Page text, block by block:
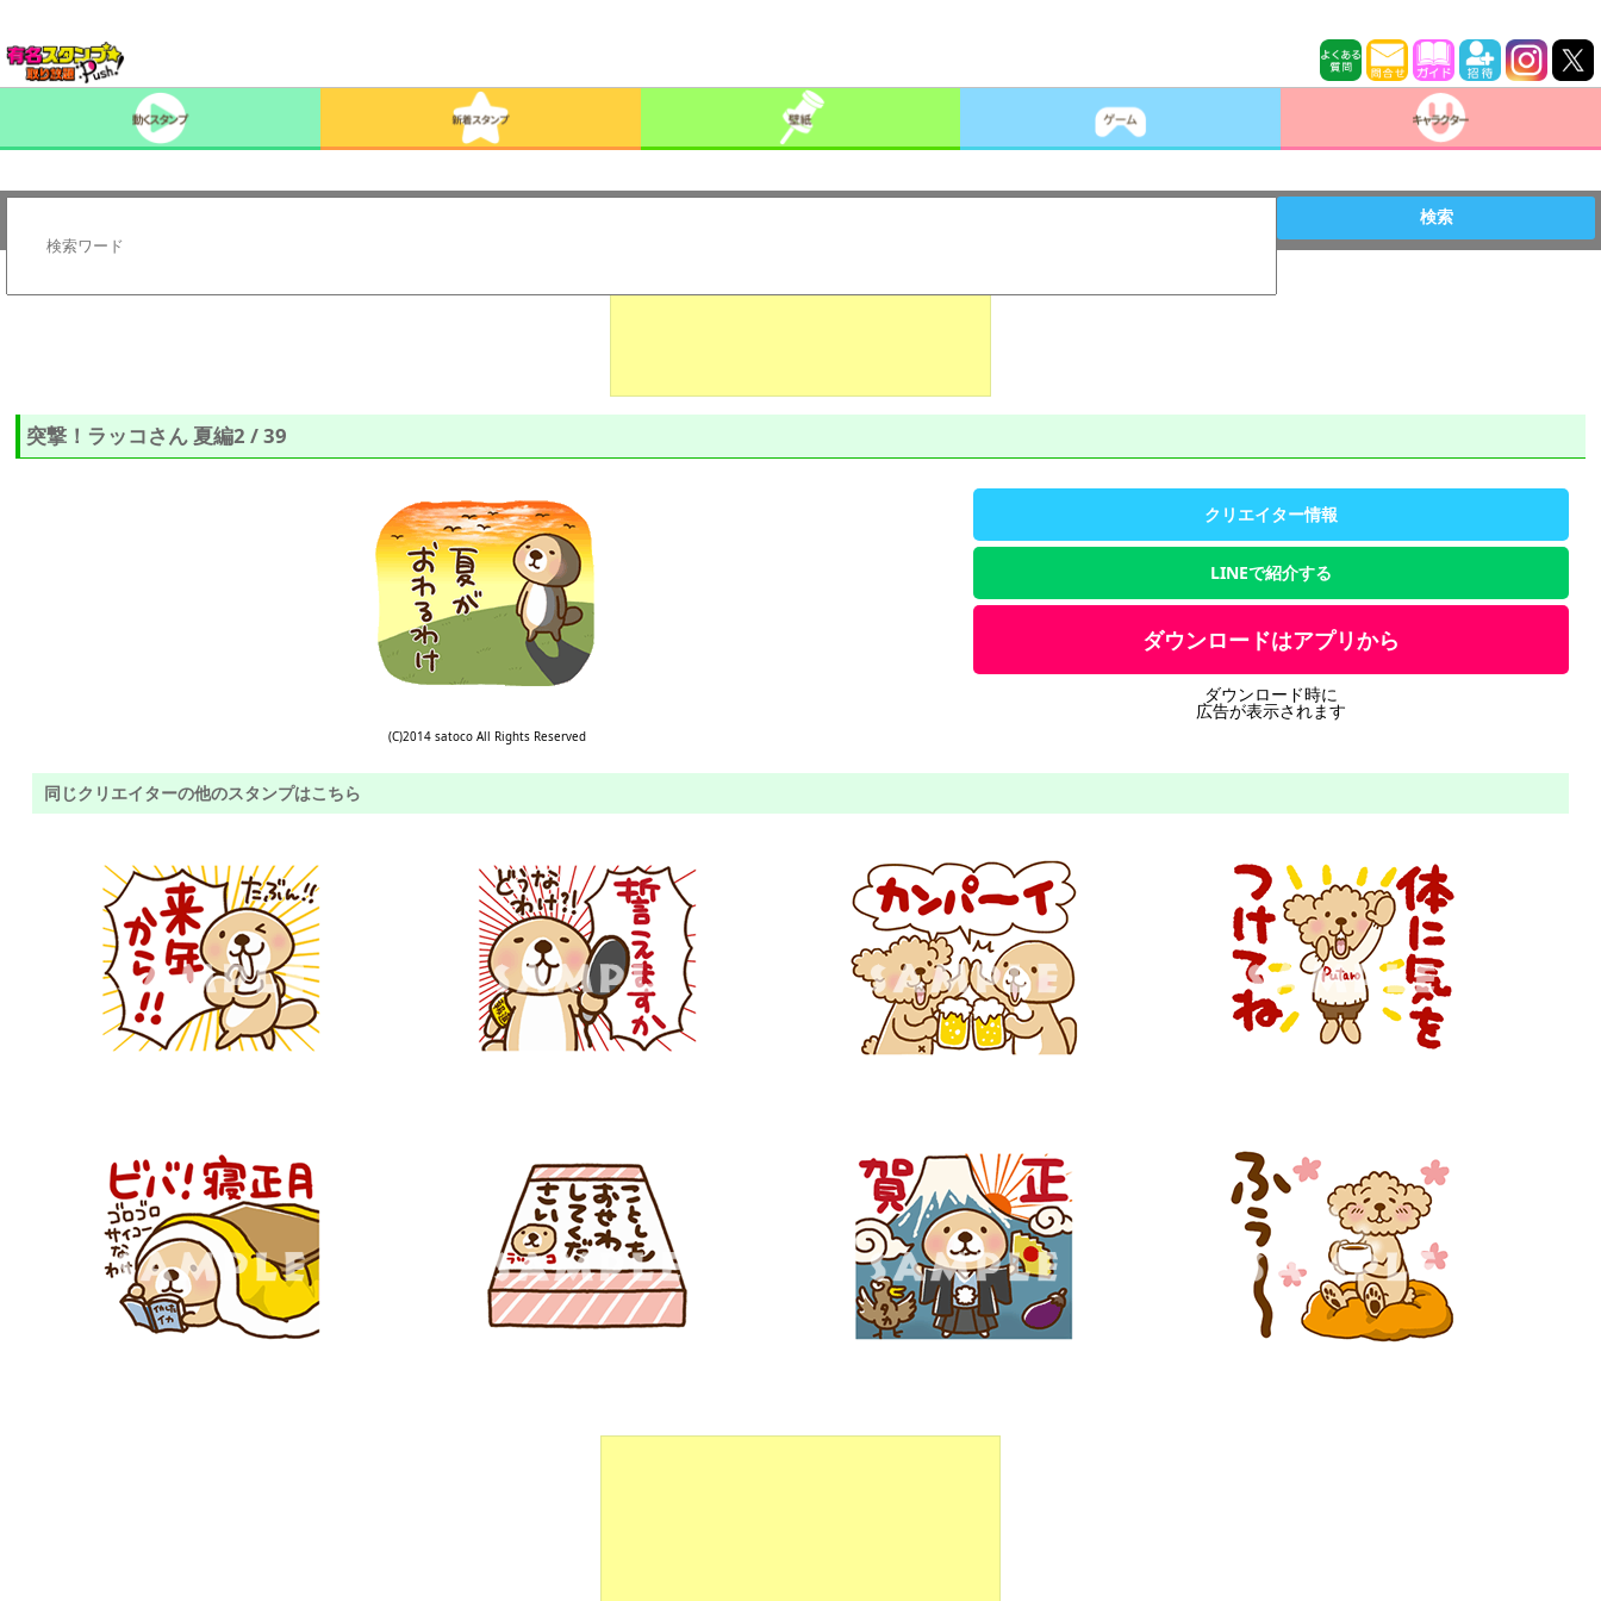
検索
突撃！ラッコさん 夏編2 / 39
(C)2014 satoco All Rights Reserved
クリエイター情報
LINEで紹介する
ダウンロードはアプリから
ダウンロード時に
広告が表示されます
同じクリエイターの他のスタンプはこちら